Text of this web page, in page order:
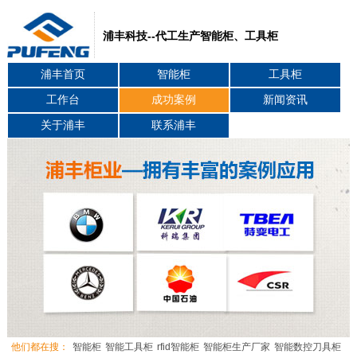
浦丰科技--代工生产智能柜、工具柜
浦丰首页 智能柜 工具柜
工作台 成功案例 新闻资讯
关于浦丰 联系浦丰
他们都在搜： 智能柜 智能工具柜 rfid智能柜 智能柜生产厂家 智能数控刀具柜